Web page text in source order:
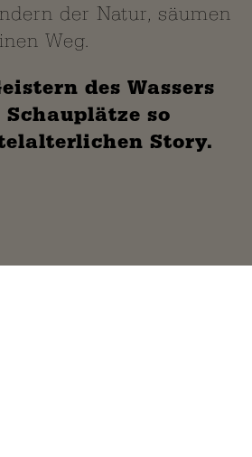
der Natur, säumen
Weg.
des Wassers
so
Story.